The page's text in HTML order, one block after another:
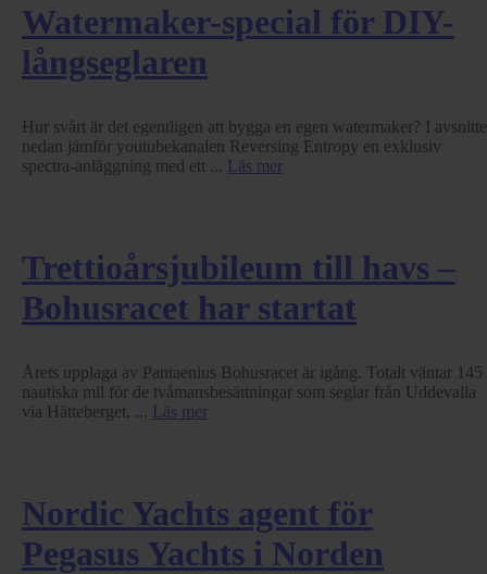
Watermaker-special för DIY-
långseglaren
Hur svårt är det egentligen att bygga en egen watermaker? I
nedan jämför youtubekanalen Reversing Entropy en exklusiv
spectra-anläggning med ett ... Läs mer
Trettioårsjubileum till havs –
Bohusracet har startat
Årets upplaga av Pantaenius Bohusracet är igång. Totalt väntar 145
nautiska mil för de tvåmansbesättningar som seglar från Uddevalla
via Hätteberget, ... Läs mer
Nordic Yachts agent för
Pegasus Yachts i Norden